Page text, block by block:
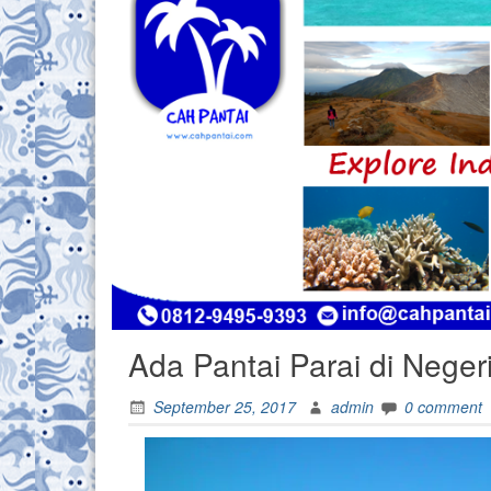
Ada Pantai Parai di
September 25, 2017 admin 0 comment